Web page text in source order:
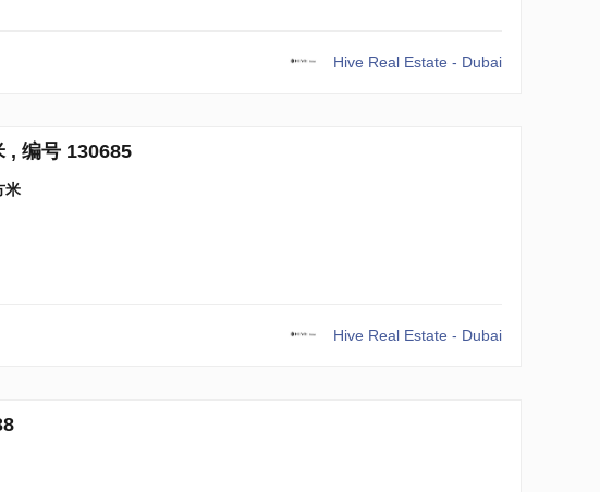
Hive Real Estate - Dubai
, 编号 130685
米
Hive Real Estate - Dubai